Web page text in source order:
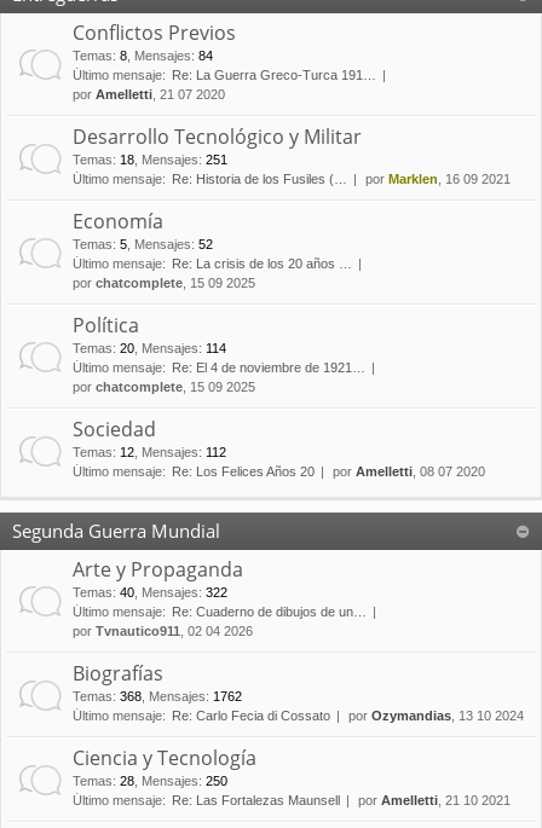
Conflictos Previos
Temas: 8 Mensajes: 84
Último mensaje:
Re: La Guerra Greco-Turca 191…
por Amelletti , 21 07 2020
Desarrollo Tecnológico y Militar
Temas: 18 Mensajes: 251
Último mensaje:
Re: Historia de los Fusiles (… por Marklen , 16 09 2021
Economía
Temas: 5 Mensajes: 52
Último mensaje:
Re: La crisis de los 20 años …
por chatcomplete , 15 09 2025
Política
Temas: 20 Mensajes: 114
Último mensaje:
Re: El 4 de noviembre de 1921…
por chatcomplete , 15 09 2025
Sociedad
Temas: 12 Mensajes: 112
Último mensaje:
Re: Los Felices Años 20 por Amelletti , 08 07 2020
Segunda Guerra Mundial
Arte y Propaganda
Temas: 40 Mensajes: 322
Último mensaje:
Re: Cuaderno de dibujos de un…
por Tvnautico911 , 02 04 2026
Biografías
Temas: 368 Mensajes: 1762
Último mensaje:
Re: Carlo Fecia di Cossato por Ozymandias , 13 10 2024
Ciencia y Tecnología
Temas: 28 Mensajes: 250
Último mensaje:
Re: Las Fortalezas Maunsell por Amelletti , 21 10 2021